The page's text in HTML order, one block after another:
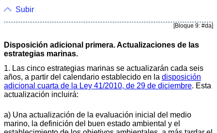
Subir
[Bloque 9: #da]
Disposición adicional primera. Actualizaciones de las
estrategias marinas.
1. Las cinco estrategias marinas se actualizarán cada seis
años, a partir del calendario establecido en la disposición
adicional cuarta de la Ley 41/2010, de 29 de diciembre. Esta
actualización incluirá:
a) Una actualización de la evaluación inicial del medio
marino, la definición del buen estado ambiental y el